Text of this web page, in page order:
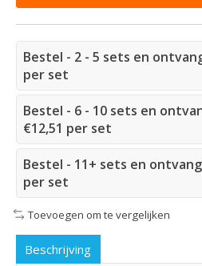
Bestel - 2 - 5 sets en
per set
Bestel - 6 - 10 sets en
€12,51 per set
Bestel - 11+ sets en
per set
Toevoegen om te vergelijken
Beschrijving